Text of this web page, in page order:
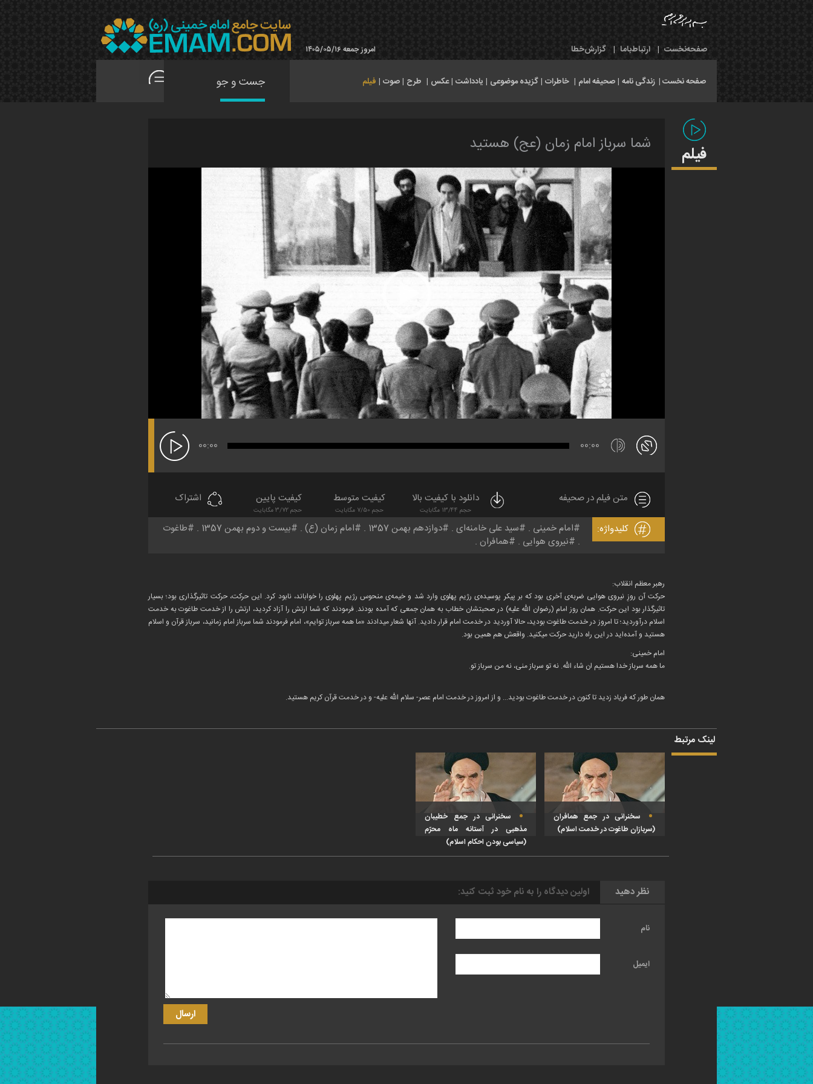
صفحه‌نخست | ارتباط‌با‌ما | گزارش‌خطا امروز جمعه ۱۴۰۵/۰۵/۱۶
صفحه نخست | زندگی نامه |صحیفه امام | خاطرات |گزیده موضوعی | یادداشت |عکس | طرح |صوت | فیلم
فیلم شما سرباز امام زمان (عج) هستید
00:00 00:00
متن فیلم در صحیفه دانلود با کیفیت بالا
حجم 13/44 مگابایت
کیفیت متوسط
حجم 7/50 مگابایت
کیفیت پایین
حجم 3/72 مگابایت
اشتراک
کلیدواژه: امام خمینی سید علی خامنه‌ای دوازدهم بهمن 1357 امام زمان (ع) بیست و دوم بهمن 1357
طاغوت
نیروی هوایی
همافران
رهبر معظم انقلاب:
حرکت آن روزِ نیروی هوایی ضربه‌ی آخری بود که بر پیکر پوسیده‌ی رژیم پهلوی وارد شد و خیمه‌ی منحوس رژیم پهلوی را خواباند، نابود کرد. این حرکت، حرکت تاثیرگذاری بود؛ بسیار
تاثیرگذار بود این حرکت. همان روز امام (رضوان الله علیه) در صحبتشان خطاب به همان جمعی که آمده بودند. فرمودند که شما ارتش را آزاد کردید، ارتش را از خدمت طاغوت به خدمت
اسلام درآوردید؛ تا امروز در خدمت طاغوت بودید، حالا آوردید در خدمت امام قرار دادید. آنها شعار میدادند «ما همه سرباز توایم»، امام فرمودند شما سرباز امام زمانید، سرباز قرآن و اسلام
هستید و آمده‌اید در این راه دارید حرکت میکنید. واقعش هم همین بود.
امام خمینی:
ما همه سرباز خدا هستیم ان شاء الله. نه تو سرباز منی، نه من سرباز تو.
همان طور که فریاد زدید تا کنون در خدمت طاغوت بودید... و از امروز در خدمت امام عصر- سلام الله علیه- و در خدمت قرآن کریم هستید.
لینک مرتبط
سخنرانی در جمع همافران
(سربازان طاغوت در خدمت اسلام)
سخنرانی در جمع خطیبان
مذهبی در آستانه ماه محرّم
(سیاسی بودن احکام اسلام)
نظر دهید اولین دیدگاه را به نام خود ثبت کنید:
نام
ایمیل